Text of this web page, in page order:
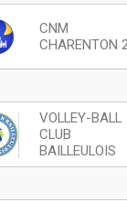
CNM
CHARENTON
VOLLEY-BALL
CLUB
BAILLEULOIS